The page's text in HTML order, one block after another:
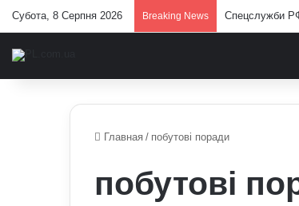
Субота, 8 Серпня 2026 Breaking News Спецслужби РФ
Главная / побутові поради
побутові